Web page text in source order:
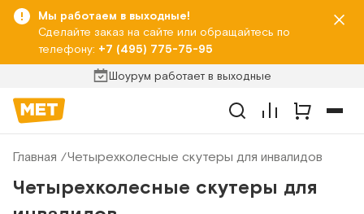
Мы работаем в выходные!
Сделайте заказ на сайте или обращайтесь по
телефону: +7 (495) 775-75-95
Шоурум работает в выходные
Главная Четырехколесные скутеры для инвалидов
Четырехколесные скутеры для